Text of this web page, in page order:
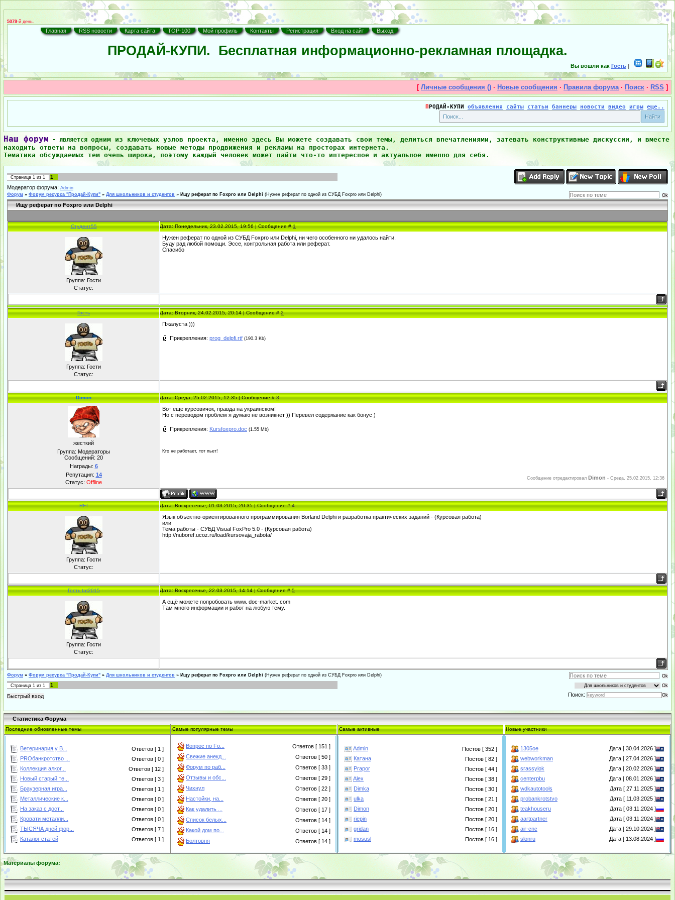
5079-й день.
Главная RSS новости Карта сайта TOP-100 Мой профиль Контакты Регистрация Вход на сайт Выход
ПРОДАЙ-КУПИ. Бесплатная информационно-рекламная площадка.
Вы вошли как Гость |
[ Личные сообщения () · Новые сообщения · Правила форума· Поиск · RSS ]
ПРОДАЙ-КУПИ объявления сайты статьи баннеры новости видео игры еще..
Наш форум - является одним из ключевых узлов проекта, именно здесь Вы можете создавать свои темы, делиться впечатлениями, затевать конструктивные дискуссии, и вместе
находить ответы на вопросы, создавать новые методы продвижения и рекламы на просторах интернета.
Тематика обсуждаемых тем очень широка, поэтому каждый человек может найти что-то интересное и актуальное именно для себя.
Страница 1 из 1
1
Модератор форума: Admin
Форум » Форум ресурса "Продай-Купи" » Для школьников и студентов » Ищу реферат по Foxpro или Delphi (Нужен реферат по одной из СУБД Foxpro или Delphi)
Ищу реферат по Foxpro или Delphi
Студент55 Дата: Понедельник, 23.02.2015, 19:56 | Сообщение #1
Группа: Гости
Статус:
Нужен реферат по одной из СУБД Foxpro или Delphi, ни чего особенного ни удалось найти.
Буду рад любой помощи. Эссе, контрольная работа или реферат.
Спасибо
Гость Дата: Вторник, 24.02.2015, 20:14 | Сообщение #2
Группа: Гости
Статус:
Пжалуста )))
Прикрепления: prog_delpfi.rtf (190.3 Kb)
Dimon Дата: Среда, 25.02.2015, 12:35 | Сообщение #3
жесткий
Группа: Модераторы
Сообщений: 20
Награды: 6
Репутация: 14
Статус: Offline
Вот еще курсовичок, правда на украинском!
Но с переводом проблем я думаю не возникнет )) Перевел содержание как бонус )
Прикрепления: Kursfoxpro.doc (1.55 Mb)
Кто не работает, тот пьет!
Сообщение отредактировал Dimon - Среда, 25.02.2015, 12:36
REf Дата: Воскресенье, 01.03.2015, 20:35 | Сообщение #4
Группа: Гости
Статус:
Язык объектно-ориентированного программирования Borland Delphi и разработка практических заданий - (Курсовая работа)
или
Тема работы - СУБД Visual FoxPro 5.0 - (Курсовая работа)
http://nuboref.ucoz.ru/load/kursovaja_rabota/
Гость tat2015 Дата: Воскресенье, 22.03.2015, 14:14 | Сообщение #5
Группа: Гости
Статус:
А ещё можете попробовать www. doc-market. com
Там много информации и работ на любую тему.
Форум » Форум ресурса "Продай-Купи" » Для школьников и студентов » Ищу реферат по Foxpro или Delphi (Нужен реферат по одной из СУБД Foxpro или Delphi)
Страница 1 из 1
1
Поиск:
Статистика Форума
Последние обновленные темы Самые популярные темы Самые активные Новые участники
Ветеринария у В...
Ответов [ 1 ]
PROбанкротство ...
Ответов [ 0 ]
Коллекция алког...
Ответов [ 12 ]
Новый старый те...
Ответов [ 3 ]
Браузерная игра...
Ответов [ 1 ]
Металлические к...
Ответов [ 0 ]
На заказ с дост...
Ответов [ 0 ]
Кровати металли...
Ответов [ 0 ]
ТЫСЯЧА дней фор...
Ответов [ 7 ]
Каталог статей
Ответов [ 1 ]
Вопрос по Fo...
Ответов [ 151 ]
Свежие анекд...
Ответов [ 50 ]
Форум по раб...
Ответов [ 33 ]
Отзывы и обс...
Ответов [ 29 ]
Чихнул
Ответов [ 22 ]
Настойки, на...
Ответов [ 20 ]
Как удалить ...
Ответов [ 17 ]
Список белых...
Ответов [ 14 ]
Какой дом по...
Ответов [ 14 ]
Болтовня
Ответов [ 14 ]
Admin
Постов [ 352 ]
Катана
Постов [ 82 ]
Prapor
Постов [ 44 ]
Alex
Постов [ 38 ]
Dimka
Постов [ 30 ]
ulka
Постов [ 21 ]
Dimon
Постов [ 20 ]
riepin
Постов [ 20 ]
gridan
Постов [ 16 ]
mosusl
Постов [ 16 ]
1305oe
Дата [ 30.04.2026 ]
webworkman
Дата [ 27.04.2026 ]
srassylok
Дата [ 20.02.2026 ]
centerpbu
Дата [ 08.01.2026 ]
wdkautotools
Дата [ 27.11.2025 ]
probankrotstvo
Дата [ 11.03.2025 ]
teakhouseru
Дата [ 03.11.2024 ]
aartpartner
Дата [ 03.11.2024 ]
air-cnc
Дата [ 29.10.2024 ]
slonru
Дата [ 13.08.2024 ]
Материалы форума: